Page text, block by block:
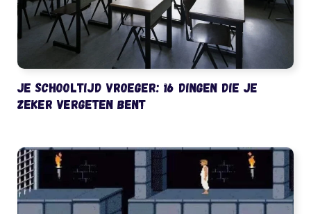
Je schooltijd vroeger: 16 dingen die je
zeker vergeten bent